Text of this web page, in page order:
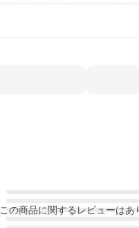
この商品に関するレビューはあ